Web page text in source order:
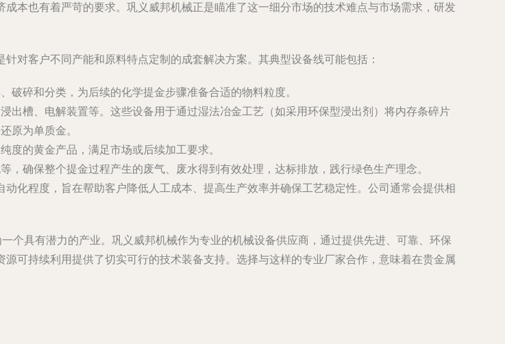
本也有着严苛的要求。巩义威邦机械正是瞄准了这一细分市场的技术难点与市场需求，研发
对客户不同产能和原料特点定制的成套解决方案。其典型设备线可能包括：
破碎和分类，为后续的化学提金步骤准备合适的物料粒度。
出槽、电解装置等。这些设备用于通过湿法冶金工艺（如采用环保型浸出剂）将内存条碎片
原为单质金。
度的黄金产品，满足市场或后续加工要求。
，确保整个提金过程产生的废气、废水得到有效处理，达标排放，践行绿色生产理念。
化程度，旨在帮助客户降低人工成本、提高生产效率并确保工艺稳定性。公司通常会提供相
个具有潜力的产业。巩义威邦机械作为专业的机械设备供应商，通过提供先进、可靠、环保
可持续利用提供了切实可行的技术装备支持。选择与这样的专业厂家合作，意味着在贵金属